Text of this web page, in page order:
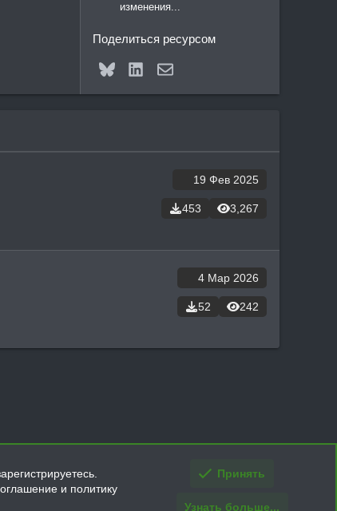
изменения...
Поделиться ресурсом
Bluesky LinkedInЭлектронная почта
19 Фев 2025
453 3,267
4 Мар 2026
52 242
и политику
Принять
Узнать больше...